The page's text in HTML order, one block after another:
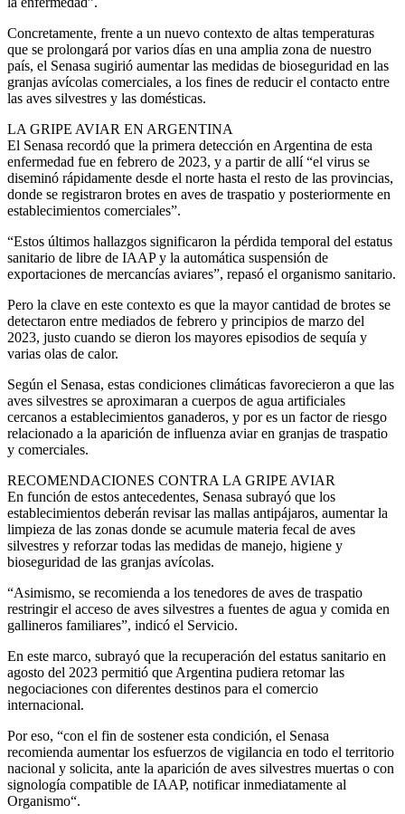
Concretamente, frente a un nuevo contexto de altas temperaturas
que se prolongará por varios días en una amplia zona de nuestro
país, el Senasa sugirió aumentar las medidas de bioseguridad en las
granjas avícolas comerciales, a los fines de reducir el contacto entre
las aves silvestres y las domésticas.
LA GRIPE AVIAR EN ARGENTINA
El Senasa recordó que la primera detección en Argentina de esta
enfermedad fue en febrero de 2023, y a partir de allí “el virus se
diseminó rápidamente desde el norte hasta el resto de las provincias,
donde se registraron brotes en aves de traspatio y posteriormente en
establecimientos comerciales”.
“Estos últimos hallazgos significaron la pérdida temporal del estatus
sanitario de libre de IAAP y la automática suspensión de
exportaciones de mercancías aviares”, repasó el organismo sanitario.
Pero la clave en este contexto es que la mayor cantidad de brotes se
detectaron entre mediados de febrero y principios de marzo del
2023, justo cuando se dieron los mayores episodios de sequía y
varias olas de calor.
Según el Senasa, estas condiciones climáticas favorecieron a que las
aves silvestres se aproximaran a cuerpos de agua artificiales
cercanos a establecimientos ganaderos, y por es un factor de riesgo
relacionado a la aparición de influenza aviar en granjas de traspatio
y comerciales.
RECOMENDACIONES CONTRA LA GRIPE AVIAR
En función de estos antecedentes, Senasa subrayó que los
establecimientos deberán revisar las mallas antipájaros, aumentar la
limpieza de las zonas donde se acumule materia fecal de aves
silvestres y reforzar todas las medidas de manejo, higiene y
bioseguridad de las granjas avícolas.
“Asimismo, se recomienda a los tenedores de aves de traspatio
restringir el acceso de aves silvestres a fuentes de agua y comida en
gallineros familiares”, indicó el Servicio.
En este marco, subrayó que la recuperación del estatus sanitario en
agosto del 2023 permitió que Argentina pudiera retomar las
negociaciones con diferentes destinos para el comercio
internacional.
Por eso, “con el fin de sostener esta condición, el Senasa
recomienda aumentar los esfuerzos de vigilancia en todo el territorio
nacional y solicita, ante la aparición de aves silvestres muertas o con
signología compatible de IAAP, notificar inmediatamente al
Organismo“.